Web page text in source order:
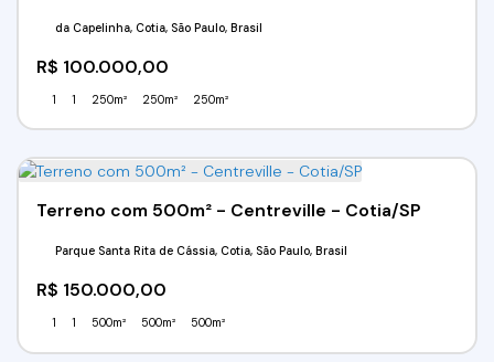
R$ 100.000,00
da Capelinha, Cotia, São Paulo, Brasil
1 1 250m² 250m² 250m²
Terreno com 500m² - Centreville - Cotia/SP
R$ 150.000,00
Parque Santa Rita de Cássia, Cotia, São Paulo, Brasil
1 1 500m² 500m² 500m²